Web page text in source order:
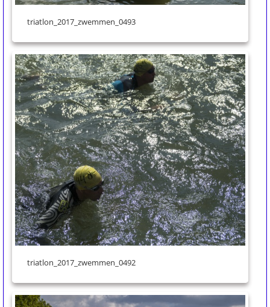
triatlon_2017_zwemmen_0493
triatlon_2017_zwemmen_0492